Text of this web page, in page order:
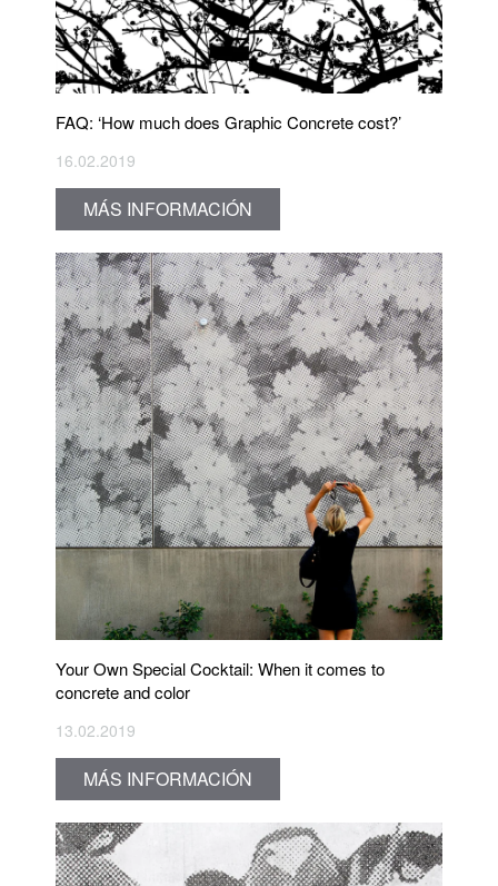
FAQ: ‘How much does Graphic Concrete cost?’
16.02.2019
MÁS INFORMACIÓN
Your Own Special Cocktail: When it comes to
concrete and color
13.02.2019
MÁS INFORMACIÓN